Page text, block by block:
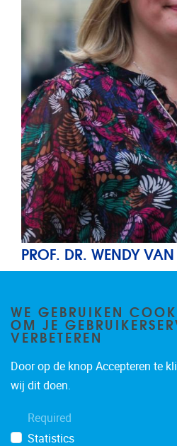
PROF. DR. WENDY
Email address
WE GEBRUIKEN
OM JE
VERBETEREN
Door op de knop Accepteren te
wij dit doen.
Required
Statistics